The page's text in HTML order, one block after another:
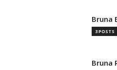
Bruna
3 POSTS
Bruna